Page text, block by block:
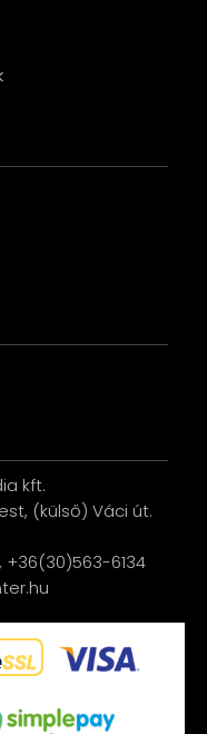
kft.
(külső) Váci út.
+36(30)563-6134